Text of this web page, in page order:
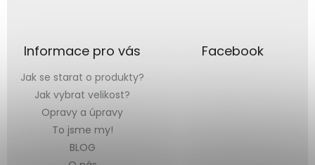
Informace pro vás
Jak se starat o produkty?
Jak vybrat velikost?
Opravy a úpravy
To jsme my!
BLOG
Facebook